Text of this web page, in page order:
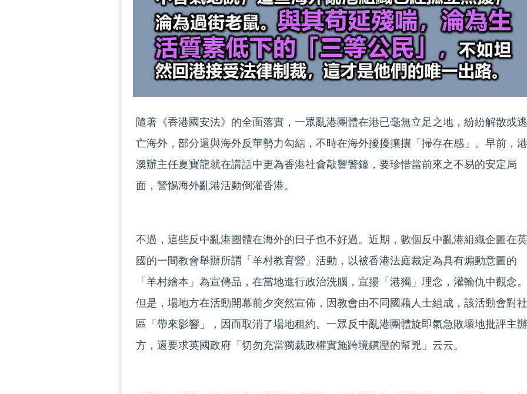
隨著《香港國安法》的全面落實，一眾亂港團體在港已毫無立足之地，紛紛解散或逃
亡海外，部分還與海外反華勢力勾結，不時在海外擾擾攘攘「掃存在感」。早前，港
澳辦主任夏寶龍就在講話中更為香港社會敲響警鐘，要珍惜當前來之不易的安定局
面，警惕海外亂港活動倒灌香港。
不過，這些反中亂港團體在海外的日子也不好過。近期，數個反中亂港組織企圖在英
國的一間教會舉辦所謂「羊村教育營」活動，以被香港法庭裁定為具有煽動意圖的
「羊村繪本」為宣傳品，在當地進行政治洗腦，宣揚「港獨」理念，灌輸仇中觀念。
但是，場地方在活動開幕前夕突然宣佈，因教會由不同國藉人士組成，該活動會對社
區「帶來影響」，因而取消了場地租約。一眾反中亂港團體旋即氣急敗壞地批評主辦
方，還要求英國政府「切勿充當獨裁政權實施跨境鎭壓的幫兇」云云。